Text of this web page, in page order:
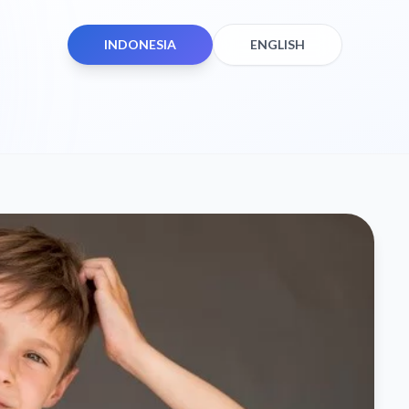
INDONESIA ENGLISH